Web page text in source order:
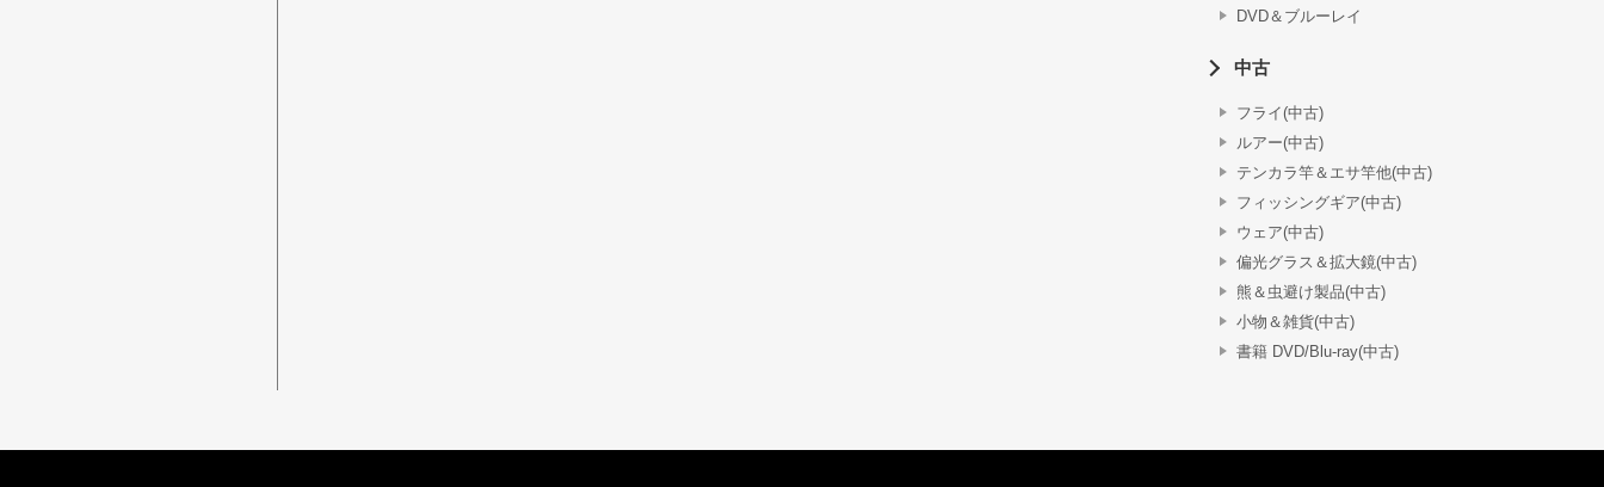
DVD＆ブルーレイ
中古
フライ(中古)
ルアー(中古)
テンカラ竿＆エサ竿他(中古)
フィッシングギア(中古)
ウェア(中古)
偏光グラス＆拡大鏡(中古)
熊＆虫避け製品(中古)
小物＆雑貨(中古)
書籍 DVD/Blu-ray(中古)